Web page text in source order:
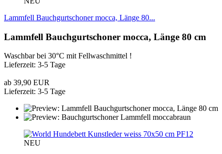
Lammfell Bauchgurtschoner mocca, Länge 80...
Lammfell Bauchgurtschoner mocca, Länge 80 cm
Waschbar bei 30°C mit Fellwaschmittel !
Lieferzeit: 3-5 Tage
ab 39,90 EUR
Lieferzeit: 3-5 Tage
PF12
NEU